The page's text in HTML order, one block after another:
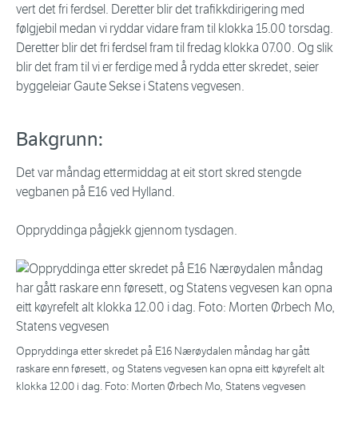
vert det fri ferdsel. Deretter blir det trafikkdirigering med
følgjebil medan vi ryddar vidare fram til klokka 15.00 torsdag.
Deretter blir det fri ferdsel fram til fredag klokka 07.00. Og slik
blir det fram til vi er ferdige med å rydda etter skredet, seier
byggeleiar Gaute Sekse i Statens vegvesen.
Bakgrunn:
Det var måndag ettermiddag at eit stort skred stengde
vegbanen på E16 ved Hylland.
Oppryddinga pågjekk gjennom tysdagen.
Oppryddinga etter skredet på E16 Nærøydalen måndag har gått
raskare enn føresett, og Statens vegvesen kan opna eitt køyrefelt alt
klokka 12.00 i dag. Foto: Morten Ørbech Mo, Statens vegvesen